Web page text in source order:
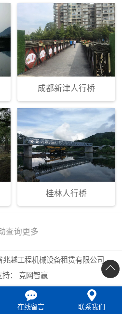
成都新津人行桥
桂林人行桥
查询更多
在线留言 联系我们
越工程机械设备租赁有限公司
：
竞网智赢